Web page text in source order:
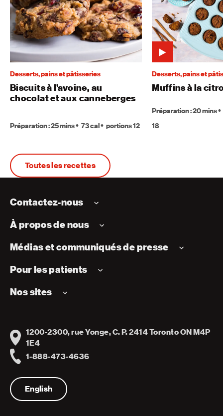
Desserts, pains et pâtisseries
Biscuits à l’avoine, au
chocolat et aux canneberges
Préparation : 25 mins 73 cal portions 12
Desserts, pains et
Muffins à la
Préparation : 20 mins
18
Toutes les recettes
Contactez-nous
À propos de nous
Médias et communiqués de presse
Pour les patients
Nos sites
Address
1200-2300, rue Yonge, C. P. 2414 Toronto ON M4P
1E4
1-888-473-4636
English